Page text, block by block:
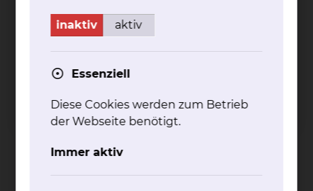
Celler Straße 38, 38114 Braunschweig
Tel.:
+49 531 595 2006
Per E-Mail kontaktieren
Montag
08:30 - 13:30 Uhr
Mittwoch
08:30 - 13:30 Uhr
inaktiv aktiv
Essenziell
Diese Cookies werden zum Betrieb
der Webseite benötigt.
Immer aktiv